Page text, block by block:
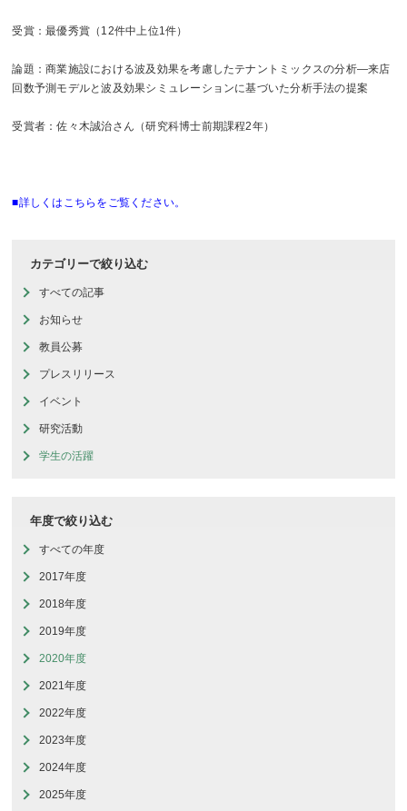
受賞：最優秀賞（12件中上位1件）
論題：商業施設における波及効果を考慮したテナントミックスの分析―来店
回数予測モデルと波及効果シミュレーションに基づいた分析手法の提案
受賞者：佐々木誠治さん（研究科博士前期課程2年）
■詳しくはこちらをご覧ください。
カテゴリーで絞り込む
すべての記事
お知らせ
教員公募
プレスリリース
イベント
研究活動
学生の活躍
年度で絞り込む
すべての年度
2017年度
2018年度
2019年度
2020年度
2021年度
2022年度
2023年度
2024年度
2025年度